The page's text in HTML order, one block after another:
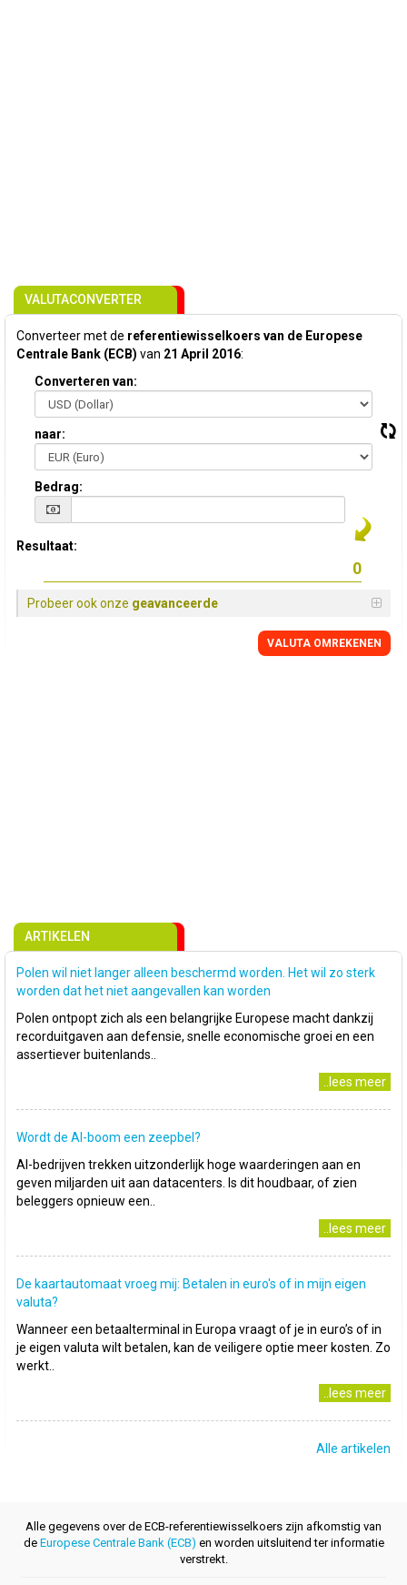
VALUTACONVERTER
Converteer met de referentiewisselkoers van de Europese
Centrale Bank (ECB) van 21 April 2016:
Converteren van:
naar:
Bedrag:
Resultaat:
Probeer ook onze geavanceerde
VALUTA OMREKENEN
ARTIKELEN
Polen wil niet langer alleen beschermd worden. Het wil zo sterk
worden dat het niet aangevallen kan worden
Polen ontpopt zich als een belangrijke Europese macht dankzij
recorduitgaven aan defensie, snelle economische groei en een
assertiever buitenlands..
..lees meer
Wordt de AI-boom een zeepbel?
AI-bedrijven trekken uitzonderlijk hoge waarderingen aan en
geven miljarden uit aan datacenters. Is dit houdbaar, of zien
beleggers opnieuw een..
..lees meer
De kaartautomaat vroeg mij: Betalen in euro's of in mijn eigen
valuta?
Wanneer een betaalterminal in Europa vraagt of je in euro’s of in
je eigen valuta wilt betalen, kan de veiligere optie meer kosten. Zo
werkt..
..lees meer
Alle artikelen
Alle gegevens over de ECB-referentiewisselkoers zijn afkomstig van
de Europese Centrale Bank (ECB) en worden uitsluitend ter informatie
verstrekt.